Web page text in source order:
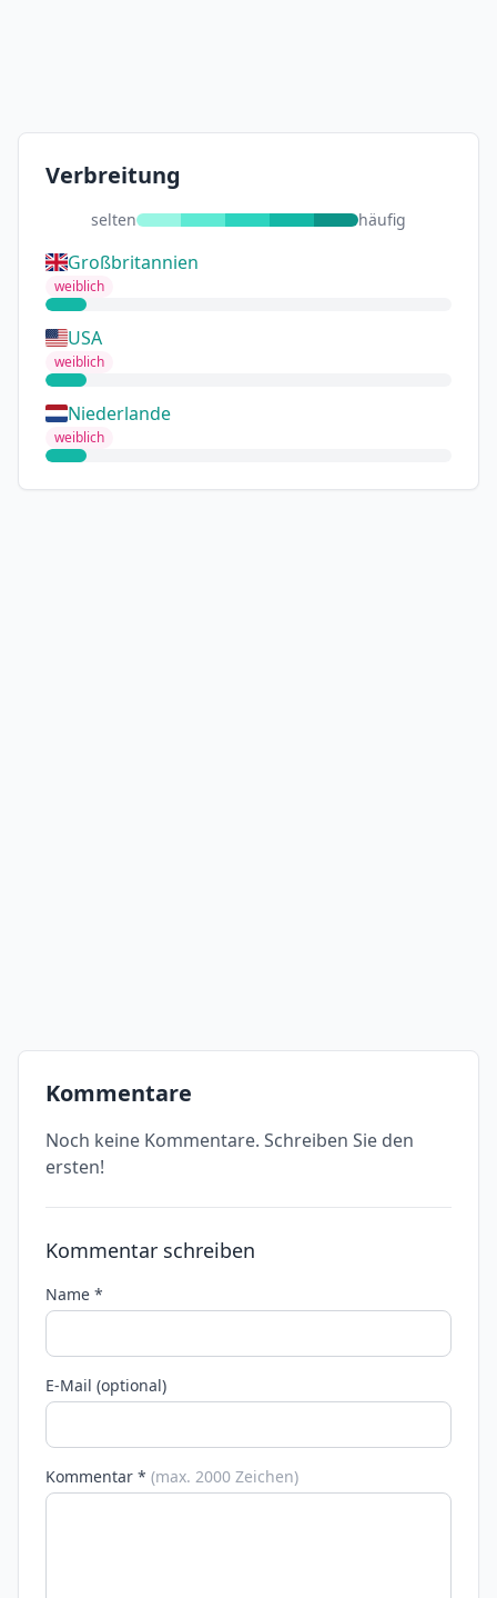
Verbreitung
selten häufig
Großbritannien
weiblich
USA
weiblich
Niederlande
weiblich
Kommentare
Noch keine Kommentare. Schreiben Sie den
ersten!
Kommentar schreiben
Name *
E-Mail (optional)
Kommentar * (max. 2000 Zeichen)